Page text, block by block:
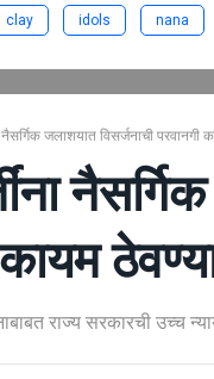
clay idols nana
नैसर्गिक जलाशयात विसर्जनाची परवानगी
राज्य सरकारची उच्च